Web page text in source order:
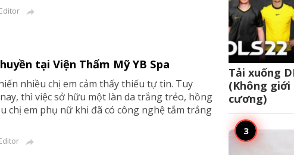
Editor 
tại Viện Thẩm Mỹ YB Spa
nhiều chị em cảm thấy thiếu tự tin. Tuy
thì việc sở hữu một làn da trắng trẻo, hồng
chị em phụ nữ khi đã có công nghệ tắm trắng

Tải xuống
(Không giới
cương)